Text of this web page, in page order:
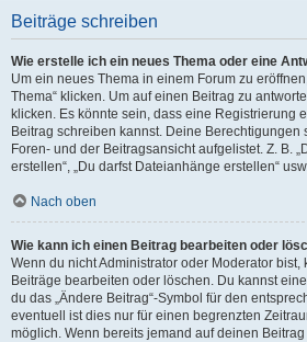
Beiträge schreiben
Wie erstelle ich ein neues Thema oder eine
Um ein neues Thema in einem Forum zu
Thema“ klicken. Um auf einen Beitrag zu
klicken. Es könnte sein, dass eine Registrierung
Beitrag schreiben kannst. Deine Berechtigungen
Foren- und der Beitragsansicht aufgelistet. Z. B.
erstellen“, „Du darfst Dateianhänge erstellen“
Nach oben
Wie kann ich einen Beitrag bearbeiten oder
Wenn du nicht Administrator oder Moderator
Beiträge bearbeiten oder löschen. Du kannst
du das „Ändere Beitrag“-Symbol für den
eventuell ist dies nur für einen begrenzten
möglich. Wenn bereits jemand auf deinen